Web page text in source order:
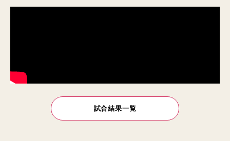
試合結果一覧